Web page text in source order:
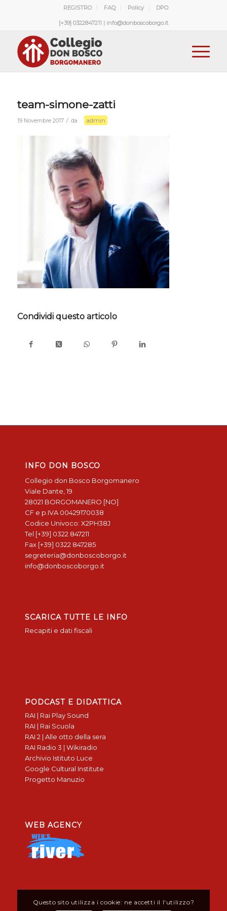
REGISTRO FAQ Policy DPO
[+39] 0322847211 | info@donboscoborgo.it
team-simone-zatti
19 Novembre 2017 / da admin
Condividi questo articolo
INFO DON BOSCO
Collegio don Bosco Borgomanero
Viale Dante, 19
28021 BORGOMANERO [NO]
CF e p.IVA 00429170038
Codice Univoco: X2PH38J
Tel [+39] 0322 847211
Fax [+39] 0322 847285
segreteria@donboscoborgo.it
info@donboscoborgo.it
SCARICA TUTTE LE INFO
Recapiti e dati fiscali
PODCAST E DIDATTICA
RAI | Rai Play Sound
RAI | Rai Scuola
RAI 2 | Alle otto della sera
RAI Radio 3 | Wikiradio
Archivio Istituto Luce
Google Cultural Institute
Progetto Manuzio
WEB AGENCY
Questo sito utilizza i cookie: ne accetti il l'utilizzo?